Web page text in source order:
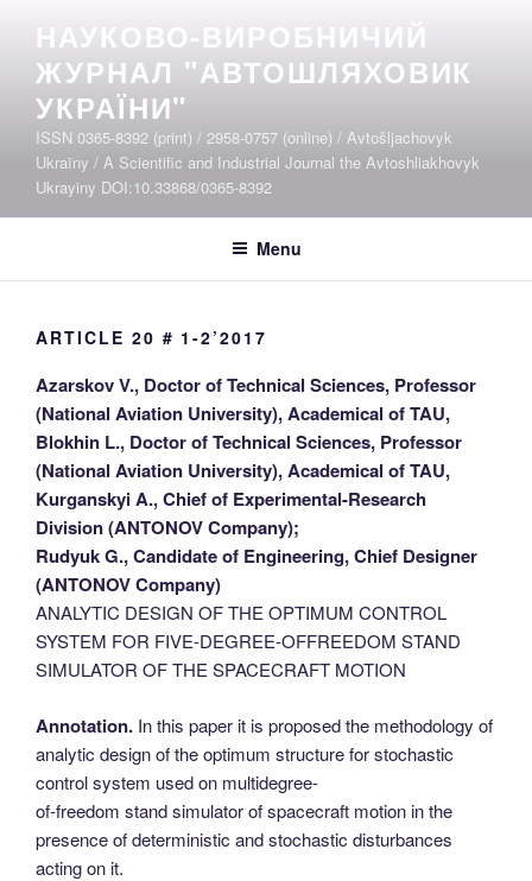
content
НАУКОВО-ВИРОБНИЧИЙ
ЖУРНАЛ "АВТОШЛЯХОВИК
УКРАЇНИ"
ISSN 0365-8392 (print) / 2958-0757 (online) / Avtošljachovyk
Ukraïny / A Scientific and Industrial Journal the Avtoshliakhovyk
Ukrayiny DOI:10.33868/0365-8392
Menu
ARTICLE 20 # 1-2’2017
Azarskov V., Doctor of Technical Sciences, Professor
(National Aviation University), Academical of TAU,
Blokhin L., Doctor of Technical Sciences, Professor
(National Aviation University), Academical of TAU,
Kurganskyi A., Chief of Experimental-Research
Division (ANTONOV Company);
Rudyuk G., Candidate of Engineering, Chief Designer
(ANTONOV Company)
ANALYTIC DESIGN OF THE OPTIMUM CONTROL
SYSTEM FOR FIVE-DEGREE-OFFREEDOM STAND
SIMULATOR OF THE SPACECRAFT MOTION
Annotation. In this paper it is proposed the methodology of
analytic design of the optimum structure for stochastic
control system used on multidegree-
of-freedom stand simulator of spacecraft motion in the
presence of deterministic and stochastic disturbances
acting on it.